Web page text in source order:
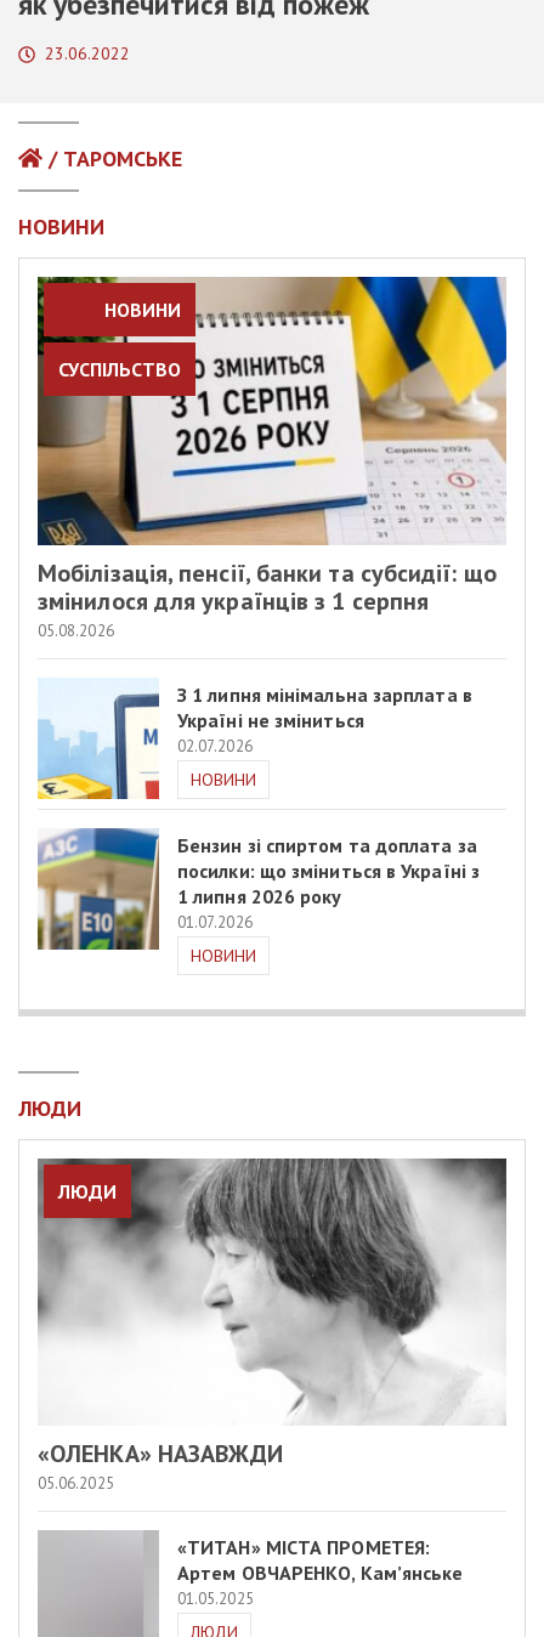
23.06.2022
/ ТАРОМСЬКЕ
НОВИНИ
НОВИНИ
СУСПІЛЬСТВО
Мобілізація, пенсії, банки та субсидії: що
змінилося для українців з 1 серпня
05.08.2026
З 1 липня мінімальна зарплата в
Україні не зміниться
02.07.2026
НОВИНИ
Бензин зі спиртом та доплата за
посилки: що зміниться в Україні з
1 липня 2026 року
01.07.2026
НОВИНИ
ЛЮДИ
ЛЮДИ
«ОЛЕНКА» НАЗАВЖДИ
05.06.2025
«ТИТАН» МІСТА ПРОМЕТЕЯ:
Артем ОВЧАРЕНКО, Кам’янське
01.05.2025
ЛЮДИ